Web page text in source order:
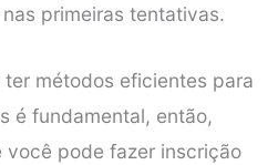
primeiras tentativas.
métodos eficientes para
é fundamental, então,
você pode fazer inscrição